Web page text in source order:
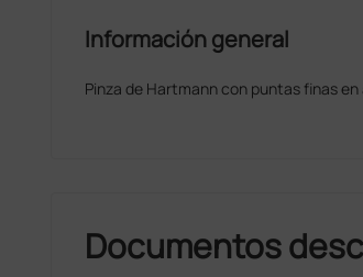
Información general
Pinza de Hartmann con puntas finas
Documentos